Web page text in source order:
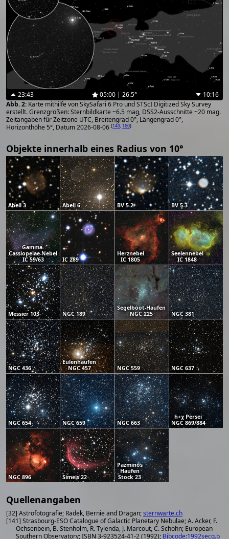
23:43 05:00 | 26.5°
10:16
Karte mithilfe von SkySafari 6 Pro und STScI Digitized Sky Survey
erstellt. Grenzgrößen: Sternbildkarte ~6.5 mag, DSS2-Ausschnitte ~20 mag.
Zeitangaben für Zeitzone UTC, Breitengrad 0°, Längengrad 0°,
Horizonthöhe 5°, Datum 2026-08-06 [149, 160]
Objekte innerhalb eines Radius von 10°
Abell 3 Abell 6 BV 5-2 BV 5-3
Gamma-
Cassiopeiae-Nebel
IC 59/63
IC 289
Herznebel
IC 1805
Seelennebel
IC 1848
Messier 103 NGC 189
Segelboot-Haufen
NGC 225
NGC 381
NGC 436
Eulenhaufen
NGC 457
NGC 559 NGC 637
NGC 654 NGC 659 NGC 663
h+χ Persei
NGC 869/884
NGC 896 Simeis 22
Pazminos
Haufen
Stock 23
Quellenangaben
[32] Astrofotografie; Radek, Bernie and Dragan;sternwarte.ch
[141] Strasbourg-ESO Catalogue of Galactic Planetary Nebulae; A. Acker, F.
Ochsenbein, B. Stenholm, R. Tylenda, J. Marcout, C. Schohn; European
Southern Observatory; ISBN 3-923524-41-2 (1992); Bibcode:1992secg.b